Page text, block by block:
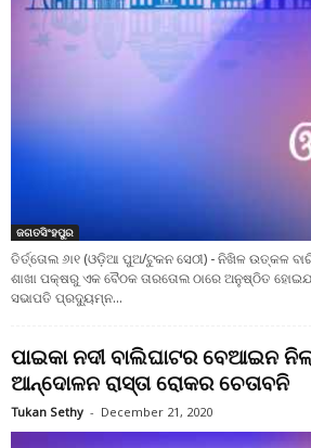
ଜଗତସିଂହପୁର
ତିର୍ତ୍ତୋଲ ୬ା୧ (ଓଡ଼ିଆ ପୁଅ/ଟୁକନ ସେଠୀ) - ନିଖିଳ ଉତ୍କଳ
ଶାଖା ପକ୍ଷରୁ ଏକ ବୈଠକ ତାରତୋଲ ଠାରେ ଅନୁଷ୍ଠିତ
ସଭାପତି ପ୍ରଦ୍ୟୁମ୍ନ...
ପାଇକା ନଦୀ ବାଲିଘାଟର ବେଆଇନ
ଆନ୍ଦୋଳନ ରାସ୍ତା ରୋକର ଚେତାବନି
Tukan Sethy - December 21, 2020